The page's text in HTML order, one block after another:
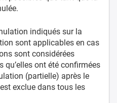
indiqués sur la
sont applicables en cas
sont considérées
ont été confirmées
(partielle) après le
exclue dans tous les